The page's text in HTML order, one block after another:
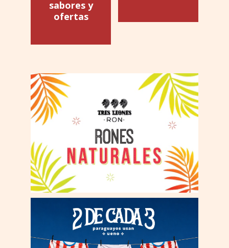
sabores y
ofertas